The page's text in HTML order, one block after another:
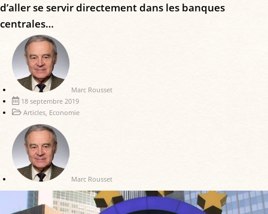
d’aller se servir directement dans les banques
centrales…
Marc Rousset
18 septembre 2019
Articles, Economie
Marc Rousset